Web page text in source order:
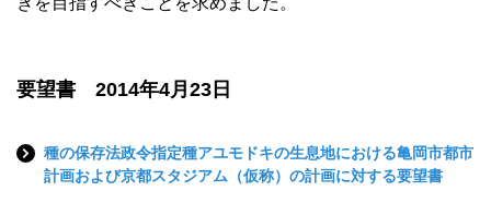
要望書 2014年4月23日
種の保存法政令指定種アユモドキの生息地における亀岡市都市
計画および京都スタジアム（仮称）の計画に対する要望書